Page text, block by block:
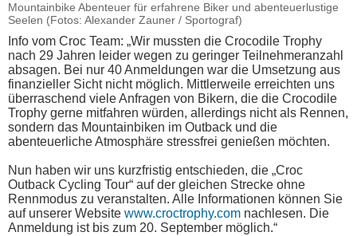
Mountainbike Abenteuer für erfahrene Biker und abenteuerlustige
Seelen (Fotos: Alexander Zauner / Sportograf)
Info vom Croc Team: „Wir mussten die Crocodile Trophy
nach 29 Jahren leider wegen zu geringer Teilnehmeranzahl
absagen. Bei nur 40 Anmeldungen war die Umsetzung aus
finanzieller Sicht nicht möglich. Mittlerweile erreichten uns
überraschend viele Anfragen von Bikern, die die Crocodile
Trophy gerne mitfahren würden, allerdings nicht als Rennen,
sondern das Mountainbiken im Outback und die
abenteuerliche Atmosphäre stressfrei genießen möchten.
Nun haben wir uns kurzfristig entschieden, die „Croc
Outback Cycling Tour“ auf der gleichen Strecke ohne
Rennmodus zu veranstalten. Alle Informationen können Sie
auf unserer Website www.croctrophy.com nachlesen. Die
Anmeldung ist bis zum 20. September möglich.“